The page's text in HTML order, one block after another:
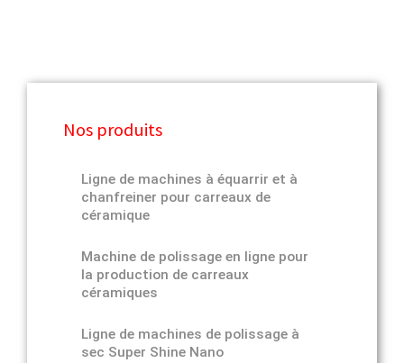
Nos produits
Ligne de machines à équarrir et à
chanfreiner pour carreaux de
céramique
Machine de polissage en ligne pour
la production de carreaux
céramiques
Ligne de machines de polissage à
sec Super Shine Nano